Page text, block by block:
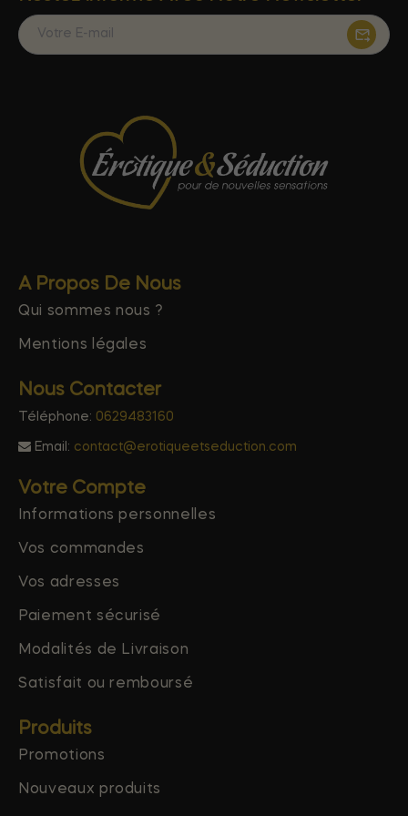
A Propos De Nous
Qui sommes nous ?
Mentions légales
Nous Contacter
Téléphone: 0629483160
Email: contact@erotiqueetseduction.com
Votre Compte
Informations personnelles
Vos commandes
Vos adresses
Paiement sécurisé
Modalités de Livraison
Satisfait ou remboursé
Produits
Promotions
Nouveaux produits